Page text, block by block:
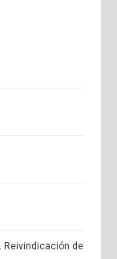
Reivindicación de